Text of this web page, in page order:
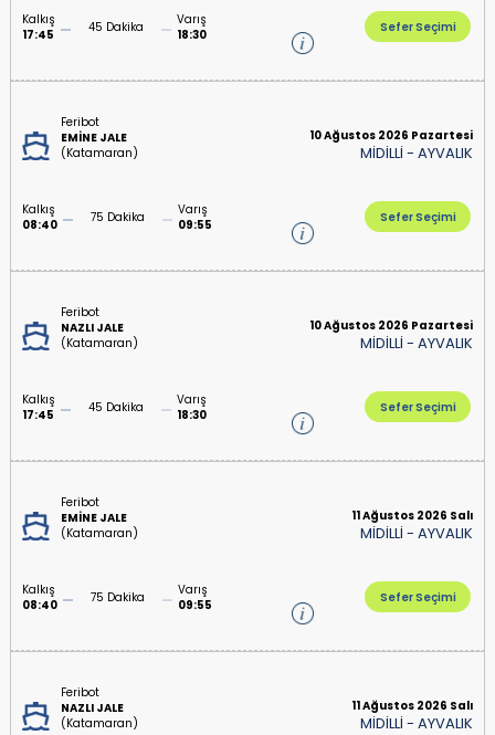
Kalkış
17:45
45 Dakika
Varış
18:30
Sefer Seçimi
Feribot
EMİNE JALE
(Katamaran)
10 Ağustos 2026 Pazartesi
MİDİLLİ-AYVALIK
Kalkış
08:40
75 Dakika
Varış
09:55
Sefer Seçimi
Feribot
NAZLI JALE
(Katamaran)
10 Ağustos 2026 Pazartesi
MİDİLLİ-AYVALIK
Kalkış
17:45
45 Dakika
Varış
18:30
Sefer Seçimi
Feribot
EMİNE JALE
(Katamaran)
11 Ağustos 2026 Salı
MİDİLLİ-AYVALIK
Kalkış
08:40
75 Dakika
Varış
09:55
Sefer Seçimi
Feribot
NAZLI JALE
(Katamaran)
11 Ağustos 2026 Salı
MİDİLLİ-AYVALIK